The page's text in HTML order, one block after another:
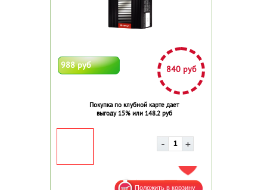
988 руб 840 руб
Покупка по клубной карте дает
выгоду 15% или 148.2 руб
ДОБАВИТЬ В ИЗБРАННОЕ